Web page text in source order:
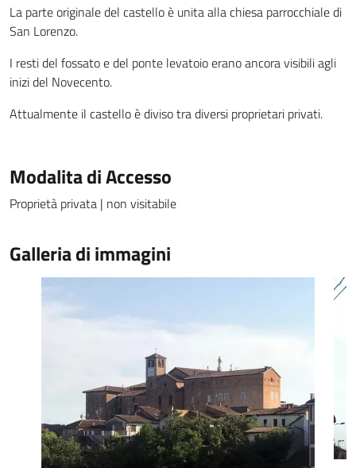
La parte originale del castello è unita alla chiesa parrocchiale di
San Lorenzo.
I resti del fossato e del ponte levatoio erano ancora visibili agli
inizi del Novecento.
Attualmente il castello è diviso tra diversi proprietari privati.
Modalita di Accesso
Proprietà privata | non visitabile
Galleria di immagini